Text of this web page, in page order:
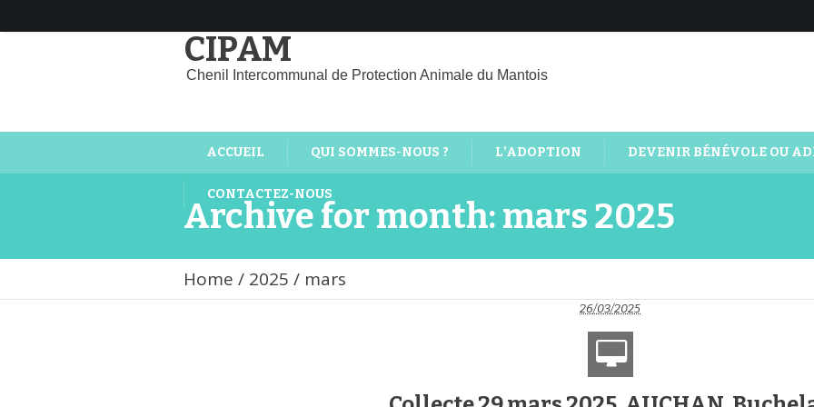
CIPAM
Chenil Intercommunal de Protection Animale du Mantois
ACCUEIL QUI SOMMES-NOUS ? L’ADOPTION DEVENIR BÉNÉVOLE OU
CONTACTEZ-NOUS
Archive for month: mars 2025
Home / 2025 / mars
26/03/2025